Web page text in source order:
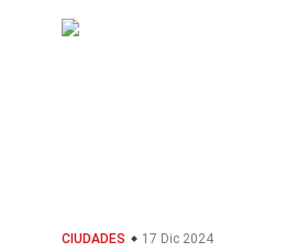
CIUDADES 17 Dic 2024